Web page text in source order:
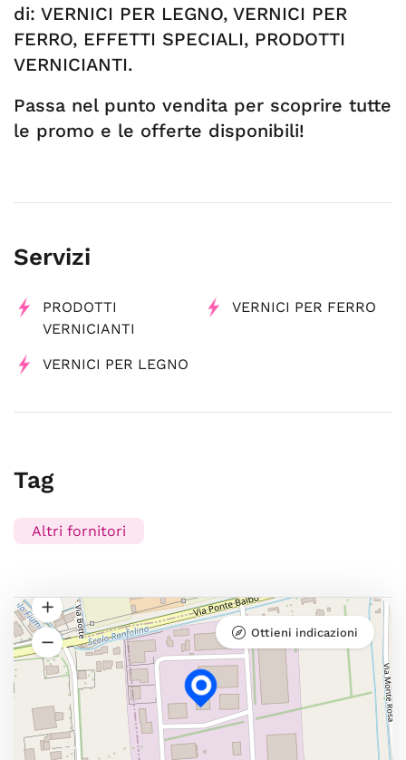
di: VERNICI PER LEGNO, VERNICI PER
FERRO, EFFETTI SPECIALI, PRODOTTI
VERNICIANTI.
Passa nel punto vendita per scoprire tutte
le promo e le offerte disponibili!
Servizi
PRODOTTI
VERNICIANTI
VERNICI PER FERRO
VERNICI PER LEGNO
Tag
Altri fornitori
Ottieni indicazioni